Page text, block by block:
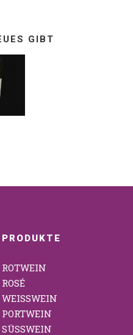
GIBT
PRODUKTE
ROTWEIN
ROSÉ
WEISSWEIN
PORTWEIN
SÜSSWEIN